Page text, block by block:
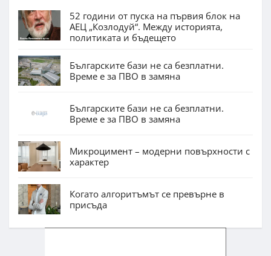
52 години от пуска на първия блок на
АЕЦ „Козлодуй“. Между историята,
политиката и бъдещето
Българските бази не са безплатни.
Време е за ПВО в замяна
Българските бази не са безплатни.
Време е за ПВО в замяна
Микроцимент – модерни повърхности с
характер
Когато алгоритъмът се превърне в
присъда